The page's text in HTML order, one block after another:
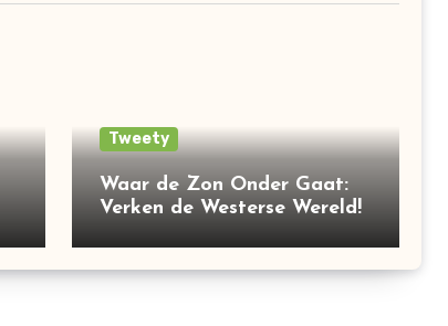
Tweety
Waar de Zon Onder Gaat:
Verken de Westerse Wereld!